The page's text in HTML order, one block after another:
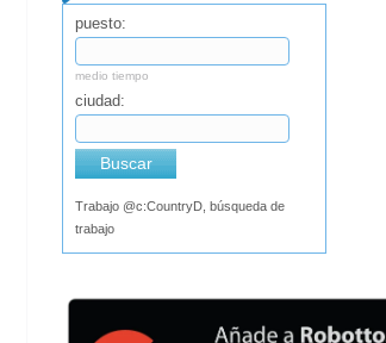
puesto:
medio tiempo
ciudad:
Buscar
Trabajo @c:CountryD, búsqueda de
trabajo